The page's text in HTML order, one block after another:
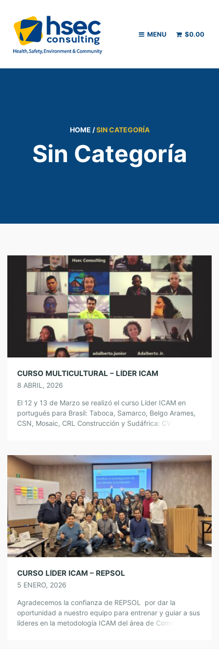
MENU $0.00
HOME / SIN CATEGORÍA
Sin Categoría
CURSO MULTICULTURAL – LÍDER ICAM
8 ABRIL, 2026
El 12 y 13 de Marzo se realizó el curso Líder ICAM en
portugués para Brasil: Taboca, Samarco, Belgo Arames,
CSN, Mosaic, CRL Construcción y Sudáfrica: CV
aprendizaje en su organización. Les agradecemos por la
confianza y […]
CURSO LÍDER ICAM – REPSOL
5 ENERO, 2026
Agradecemos la confianza de REPSOL por dar la
oportunidad a nuestro equipo para entrenar y guiar a sus
líderes en la metodología ICAM del área de Comercial en